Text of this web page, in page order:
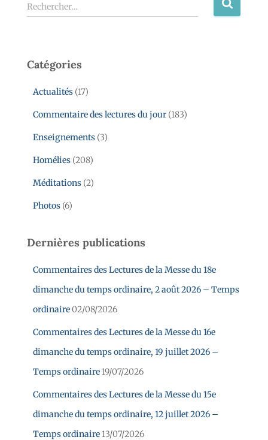
Rechercher…
Catégories
Actualités (17)
Commentaire des lectures du jour (183)
Enseignements (3)
Homélies (208)
Méditations (2)
Photos (6)
Dernières publications
Commentaires des Lectures de la Messe du 18e
dimanche du temps ordinaire, 2 août 2026 – Temps
ordinaire02/08/2026
Commentaires des Lectures de la Messe du 16e
dimanche du temps ordinaire, 19 juillet 2026 –
Temps ordinaire 19/07/2026
Commentaires des Lectures de la Messe du 15e
dimanche du temps ordinaire, 12 juillet 2026 –
Temps ordinaire 13/07/2026